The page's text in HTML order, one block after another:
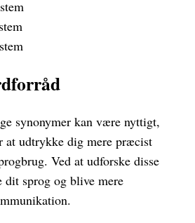
synonymer kan være nyttigt,
at udtrykke dig mere præcist
Ved at udforske disse
dit sprog og blive mere